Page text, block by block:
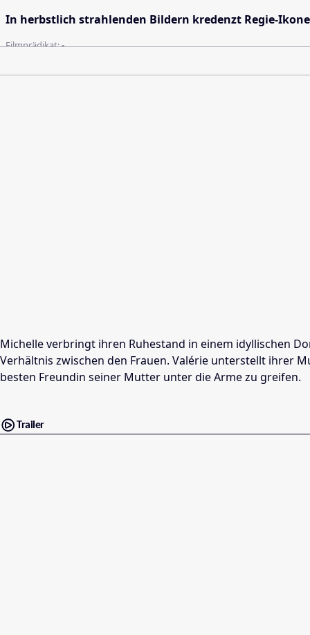
In herbstlich strahlenden Bildern kredenzt Regie-
Filmprädikat:-
Michelle verbringt ihren Ruhestand in einem idyllischen
Verhältnis zwischen den Frauen. Valérie unterstellt ihrer
besten Freundin seiner Mutter unter die Arme zu greifen.
Trailer